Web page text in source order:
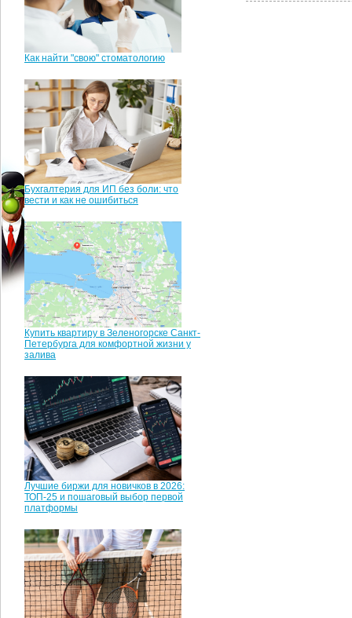
Как найти "свою" стоматологию
Бухгалтерия для ИП без боли: что
вести и как не ошибиться
Купить квартиру в Зеленогорске Санкт-
Петербурга для комфортной жизни у
залива
Лучшие биржи для новичков в 2026:
ТОП-25 и пошаговый выбор первой
платформы